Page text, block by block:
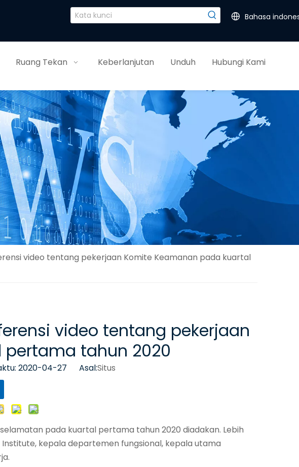
Bahasa
Ruang Tekan Keberlanjutan Unduh Hubungi Kami
video tentang pekerjaan Komite Keamanan pada kuartal
video tentang pekerjaan
tahun 2020
2020-04-27 Asal:Situs
pada kuartal pertama tahun 2020 diadakan. Lebih
kepala departemen fungsional, kepala utama